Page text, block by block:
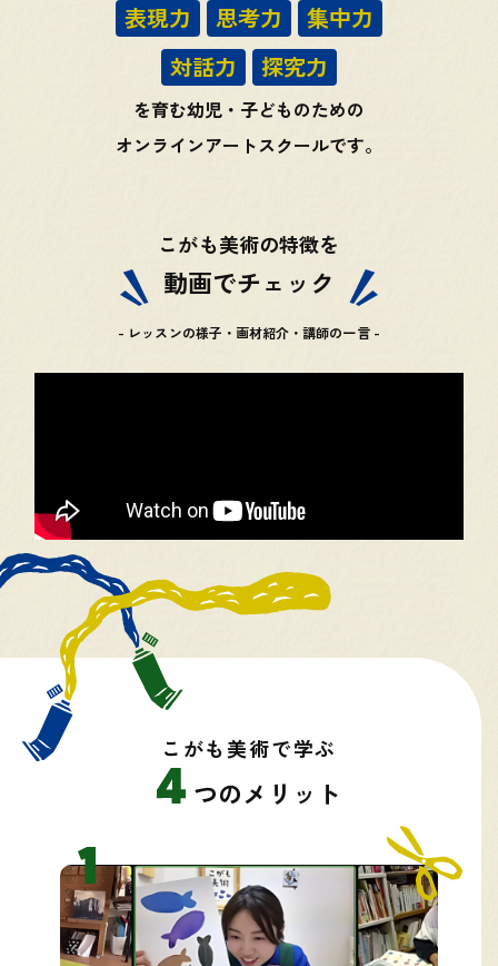
表現力 思考力
集中力
対話力
探究力
を育む幼児・子どものための
オンラインアートスクールです。
こがも美術の特徴を
動画でチェック
- レッスンの様子・画材紹介・講師の一言 -
こがも美術で学ぶ
つのメリット